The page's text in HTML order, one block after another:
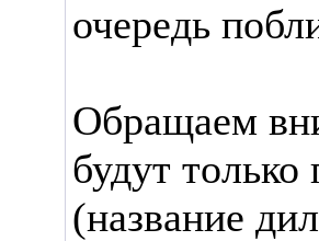
очередь
Обращаем
будут
(название